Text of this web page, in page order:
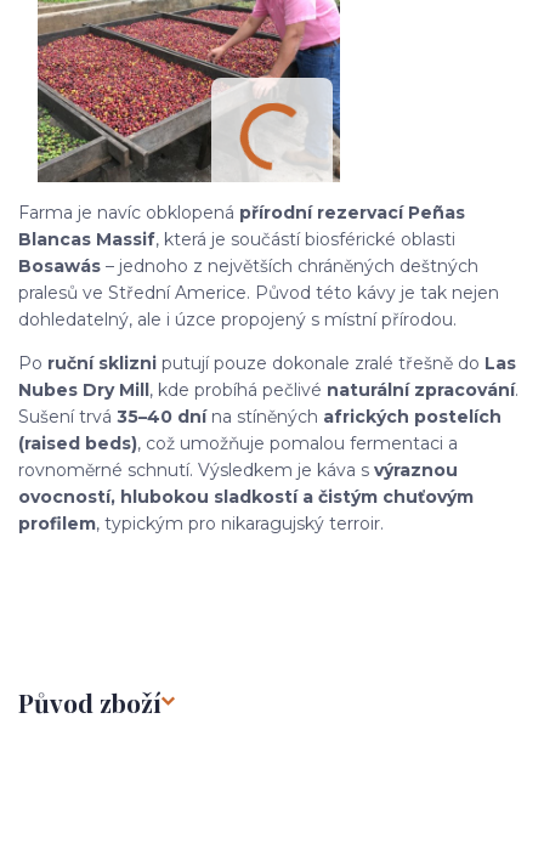
Farma je navíc obklopená přírodní rezervací Peñas
Blancas Massif, která je součástí biosférické oblasti
Bosawás – jednoho z největších chráněných deštných
pralesů ve Střední Americe. Původ této kávy je tak nejen
dohledatelný, ale i úzce propojený s místní přírodou.
Po ruční sklizni putují pouze dokonale zralé třešně do Las
Nubes Dry Mill, kde probíhá pečlivé naturální zpracování.
Sušení trvá 35–40 dnína stíněných afrických postelích
(raised beds), což umožňuje pomalou fermentaci a
rovnoměrné schnutí. Výsledkem je káva s výraznou
ovocností, hlubokou sladkostí a čistým chuťovým
profilem, typickým pro nikaragujský terroir.
Původ zboží